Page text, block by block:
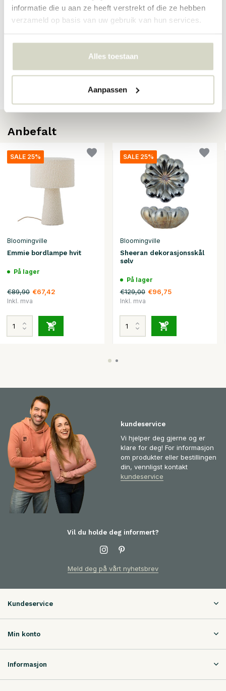
informatie die u aan ze heeft verstrekt of die ze hebben
verzameld op basis van uw gebruik van hun services.
Alles toestaan
Aanpassen
There are no reviews written yet about this product..
Anbefalt
SALE 25%
Bloomingville
Emmie bordlampe hvit
På lager
€89,90 €67,42
Inkl. mva
SALE 25%
Bloomingville
Sheeran dekorasjonsskål
sølv
På lager
€129,00 €96,75
Inkl. mva
kundeservice
Vi hjelper deg gjerne og er
klare for deg! For informasjon
om produkter eller bestillingen
din, vennligst kontakt
kundeservice
Vil du holde deg informert?
Meld deg på vårt nyhetsbrev
Kundeservice
Min konto
Informasjon